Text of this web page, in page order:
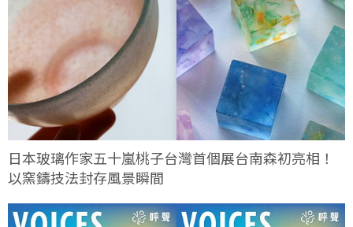
日本玻璃作家五十嵐桃子台灣首個展台南森初亮相！
以窯鑄技法封存風景瞬間